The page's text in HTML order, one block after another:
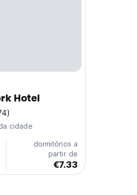
Hotel
cidade
dormitórios a
partir de
€7.33